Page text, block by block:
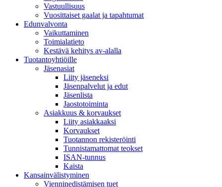
Vastuullisuus
Vuosittaiset gaalat ja tapahtumat
Edunvalvonta
Vaikuttaminen
Toimialatieto
Kestävä kehitys av-alalla
Tuotantoyhtiöille
Jäsenasiat
Liity jäseneksi
Jäsenpalvelut ja edut
Jäsenlista
Jaostotoiminta
Asiakkuus & korvaukset
Liity asiakkaaksi
Korvaukset
Tuotannon rekisteröinti
Tunnistamattomat teokset
ISAN-tunnus
Kaista
Kansainvälistyminen
Vienninedistämisen tuet